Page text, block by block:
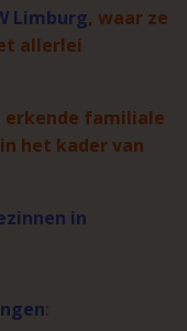
Limburg, waar ze
allerlei
erkende familiale
in het kader van
in
: